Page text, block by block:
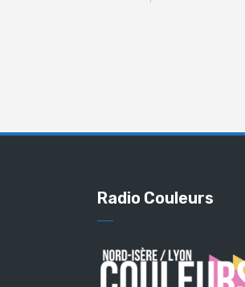
Radio Couleurs